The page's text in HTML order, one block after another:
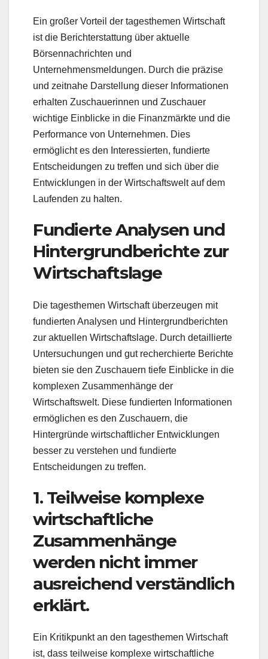
Ein großer Vorteil der tagesthemen Wirtschaft
ist die Berichterstattung über aktuelle
Börsennachrichten und
Unternehmensmeldungen. Durch die präzise
und zeitnahe Darstellung dieser Informationen
erhalten Zuschauerinnen und Zuschauer
wichtige Einblicke in die Finanzmärkte und die
Performance von Unternehmen. Dies
ermöglicht es den Interessierten, fundierte
Entscheidungen zu treffen und sich über die
Entwicklungen in der Wirtschaftswelt auf dem
Laufenden zu halten.
Fundierte Analysen und
Hintergrundberichte zur
Wirtschaftslage
Die tagesthemen Wirtschaft überzeugen mit
fundierten Analysen und Hintergrundberichten
zur aktuellen Wirtschaftslage. Durch detaillierte
Untersuchungen und gut recherchierte Berichte
bieten sie den Zuschauern tiefe Einblicke in die
komplexen Zusammenhänge der
Wirtschaftswelt. Diese fundierten Informationen
ermöglichen es den Zuschauern, die
Hintergründe wirtschaftlicher Entwicklungen
besser zu verstehen und fundierte
Entscheidungen zu treffen.
1. Teilweise komplexe
wirtschaftliche
Zusammenhänge
werden nicht immer
ausreichend verständlich
erklärt.
Ein Kritikpunkt an den tagesthemen Wirtschaft
ist, dass teilweise komplexe wirtschaftliche